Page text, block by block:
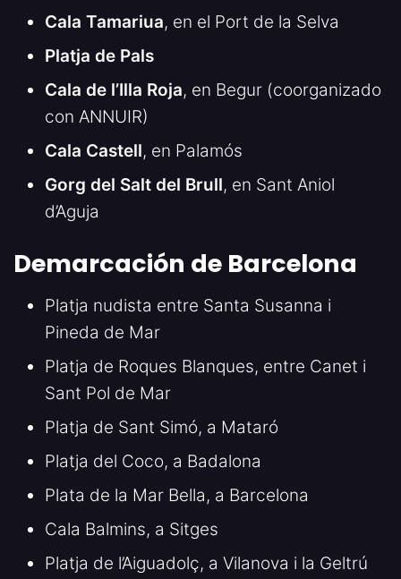
Cala Tamariua, en el Port de la Selva
Platja de Pals
Cala de l’Illa Roja, en Begur (coorganizado
con ANNUIR)
Cala Castell, en Palamós
Gorg del Salt del Brull, en Sant Aniol
d’Aguja
Demarcación de Barcelona
Platja nudista entre Santa Susanna i
Pineda de Mar
Platja de Roques Blanques, entre Canet i
Sant Pol de Mar
Platja de Sant Simó, a Mataró
Platja del Coco, a Badalona
Plata de la Mar Bella, a Barcelona
Cala Balmins, a Sitges
Platja de l’Aiguadolç, a Vilanova i la Geltrú